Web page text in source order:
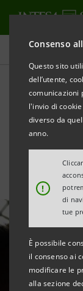
Consenso
Questo sito
dell’utente,
comunicazioni
l'invio di
diverso da
anno.
!
di
tue
È possibile
il consenso ai
modificare le
alla sezione
Tutte le news
Da